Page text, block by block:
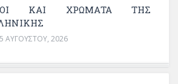
ΚΑΙ ΧΡΩΜΑΤΑ ΤΗΣ
5 ΑΥΓΟΎΣΤΟΥ, 2026